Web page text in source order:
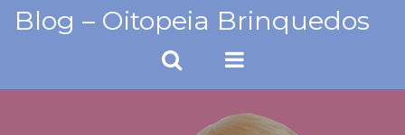
SkipBlog – Oitopeia Brinquedos